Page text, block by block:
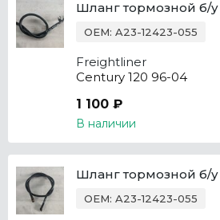
Шланг тормозной б/у
OEM: A23-12423-055
Freightliner
Century 120 96-04
1 100 ₽
В наличии
Шланг тормозной б/у
OEM: A23-12423-055